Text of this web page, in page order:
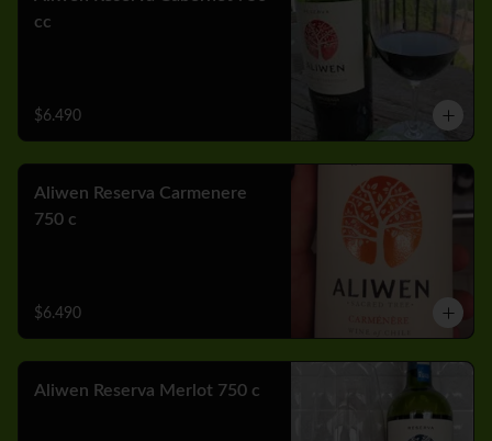
cc
$6.490
Aliwen Reserva Carmenere
750 c
$6.490
Aliwen Reserva Merlot 750 c